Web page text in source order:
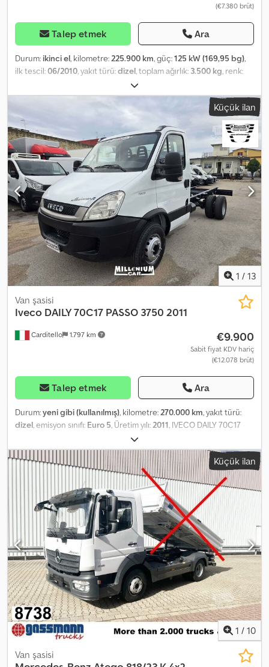
(€7.380 brüt)
Talep etmek Ara
Durum: ikinci el, kilometre:225.900 km, güç:125 kW (169,95 bg),
ilk tescil:06/2010, yakıt türü:dizel, toplam ağırlık: 3.500 kg, renk:
, emisyon sınıfı:
Donanım:ABS, Tam işlevsel Djdpfx Acozla T Esfewa
Küçük ilan
1 / 13
Carditello 1.797 km
Van şasisi
Iveco DAILY 70C17 PASSO 3750 2011
€9.900
Sabit fiyat KDV hariç
(€12.078 brüt)
Talep etmek Ara
Durum:yeni gibi (kullanılmış), kilometre:270.000 km, yakıt türü:
dizel, emisyon sınıfı: Euro 5, Üretim yılı:2011, IVECO DAILY 70C17
2011 Model EURO 5 C sınıfı ehliyet Dingil mesafesi 3750 4 ila 4,50 m
üst yapı yapılabilir 270000 km Klima Standart radyo Süspansiyonlu
koltuk Finansman veya leasing imkanı Dedpfx Asxn IxhscfswaKüçük ilan
1 / 10
Van şasisi